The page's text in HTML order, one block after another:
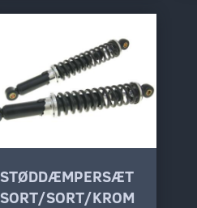
STØDDÆMPERSÆT
SORT/SORT/KROM